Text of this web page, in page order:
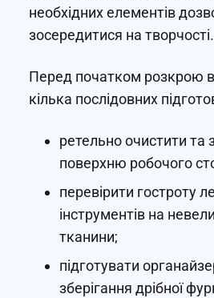
необхідних елементів
зосередитися на творчості.
Перед початком розкрою
кілька послідовних
ретельно очистити та
поверхню робочого
перевірити гостроту
інструментів на
тканини;
підготувати
зберігання дрібної